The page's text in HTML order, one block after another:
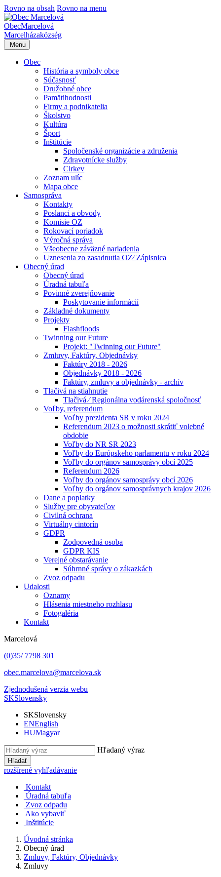
Rovno na obsah Rovno na menu
ObecMarcelová
Marcelházaközség
Menu
Obec
História a symboly obce
Súčasnosť
Družobné obce
Pamätihodnosti
Firmy a podnikatelia
Školstvo
Kultúra
Šport
Inštitúcie
Spoločenské organizácie a združenia
Zdravotnícke služby
Cirkev
Zoznam ulíc
Mapa obce
Samospráva
Kontakty
Poslanci a obvody
Komisie OZ
Rokovací poriadok
Výročná správa
Všeobecne záväzné nariadenia
Uznesenia zo zasadnutia OZ⁄ Zápisnica
Obecný úrad
Obecný úrad
Úradná tabuľa
Povinné zverejňovanie
Poskytovanie informácií
Základné dokumenty
Projekty
Flashfloods
Twinning our Future
Projekt: "Twinning our Future"
Zmluvy, Faktúry, Objednávky
Faktúry 2018 - 2026
Objednávky 2018 - 2026
Faktúry, zmluvy a objednávky - archív
Tlačivá na stiahnutie
Tlačivá ⁄ Regionálna vodárenská spoločnosť
Voľby, referendum
Voľby prezidenta SR v roku 2024
Referendum 2023 o možnosti skrátiť volebné
obdobie
Voľby do NR SR 2023
Voľby do Európskeho parlamentu v roku 2024
Voľby do orgánov samosprávy obcí 2025
Referendum 2026
Voľby do orgánov samosprávy obcí 2026
Voľby do orgánov samosprávnych krajov 2026
Dane a poplatky
Služby pre obyvateľov
Civilná ochrana
Virtuálny cintorín
GDPR
Zodpovedná osoba
GDPR KIS
Verejné obstarávanie
Súhrnné správy o zákazkách
Zvoz odpadu
Udalosti
Oznamy
Hlásenia miestneho rozhlasu
Fotogaléria
Kontakt
Marcelová
(0)35/ 7798 301
obec.marcelova@marcelova.sk
Zjednodušená verzia webu
SKSlovensky
SKSlovensky
ENEnglish
HUMagyar
Hľadaný výraz
Hľadať
rozšírené vyhľadávanie
Kontakt
Úradná tabuľa
Zvoz odpadu
Ako vybaviť
Inštitúcie
Úvodná stránka
Obecný úrad
Zmluvy, Faktúry, Objednávky
Zmluvy